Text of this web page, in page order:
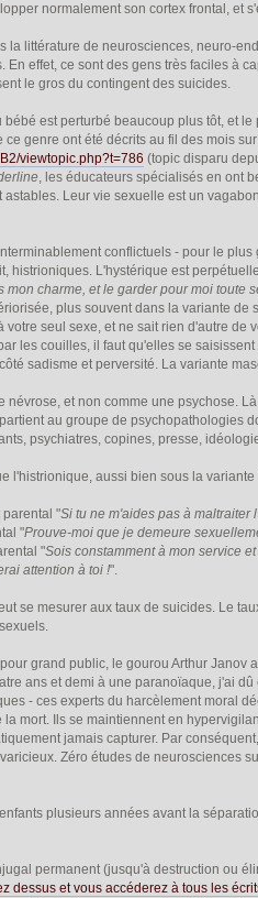
normalement son cortex frontal,
la littérature de neurosciences, neuro-
effet, ce sont des gens très faciles à
le gros du contingent des suicides.
est perturbé beaucoup plus tôt, et
genre ont été décrits au fil des mois
viewtopic.php?t=786 (topic disparu
, les éducateurs spécialisés en ont
Leur vie sexuelle est un
conflictuels - pour le
histrioniques. L'hystérique est
charme, et le garder pour moi toute
plus souvent dans la variante
seul sexe, et ne sait rien d'autre
les couilles, il faut qu'elles se
sadisme et perversité. La variante
et non comme une psychose.
au groupe de psychopathologies
psychiatres, copines, presse,
l'histrionique, aussi bien sous la
parental "Si tu ne m'aides pas à maltraiter
"Prouve-moi que je demeure
"Sois constamment à mon service
attention à toi !".
se mesurer aux taux de suicides. Le
grand public, le gourou Arthur
ans et demi à une paranoïaque, j'ai
- ces experts du harcèlement moral
mort. Ils se maintiennent en
jamais capturer. Par
Zéro études de neurosciences
plusieurs années avant la
permanent (jusqu'à destruction ou
dessus et vous accéderez à tous les